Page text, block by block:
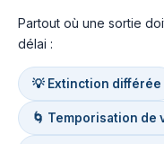
Partout où une sortie
délai :
💡 Extinction différée
🌀 Temporisation de